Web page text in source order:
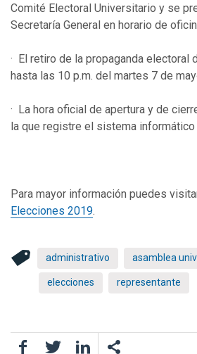
Comité Electoral Universitario y se
Secretaría General en horario de
· El retiro de la propaganda electoral
hasta las 10 p.m. del martes 7 de
· La hora oficial de apertura y de
la que registre el sistema informático
Para mayor información puedes
Elecciones 2019.
administrativo asamblea
elecciones representante
FacebookTwitter LinkedIn